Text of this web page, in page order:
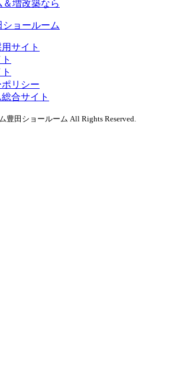
増改築なら
サイト
リシー
合サイト
豊田ショールーム All Rights Reserved.